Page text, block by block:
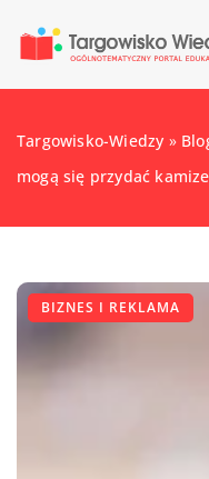
Targowisko-Wiedzy »
mogą się przydać
BIZNES I REKLAMA